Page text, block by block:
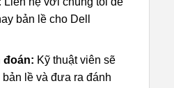
bản lề cho Dell
đoán: Kỹ thuật viên sẽ
bản lề và đưa ra đánh